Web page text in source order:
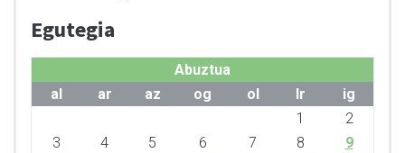
Egutegia
Abuztua
al
ar az og ol lr
ig
1
2
3
4 5 6 7 8
9